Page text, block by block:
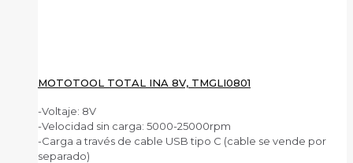
MOTOTOOL TOTAL INA 8V, TMGLI0801
-Voltaje: 8V
-Velocidad sin carga: 5000-25000rpm
-Carga a través de cable USB tipo C (cable se vende por
separado)